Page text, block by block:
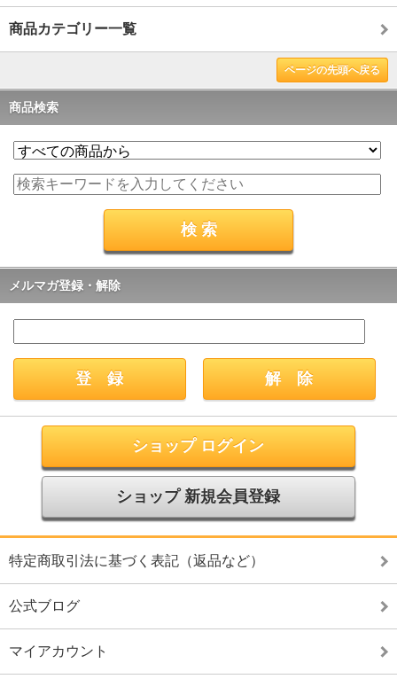
商品カテゴリー一覧
ページの先頭へ戻る
商品検索
メルマガ登録・解除
ショップ ログイン
ショップ 新規会員登録
特定商取引法に基づく表記（返品など）
公式ブログ
マイアカウント